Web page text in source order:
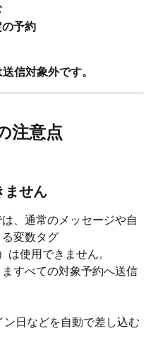
予約
信対象外です。
注意点
ません
、通常のメッセージや自
変数タグ
は使用できません。
すべての対象予約へ送信
日などを自動で差し込む